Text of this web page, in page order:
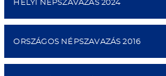
HELYI NÉPSZAVAZÁS 2024
ORSZÁGOS NÉPSZAVAZÁS 2016